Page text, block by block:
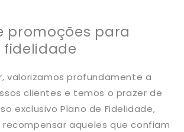
promoções para
fidelidade
valorizamos profundamente a
clientes e temos o prazer de
exclusivo Plano de Fidelidade,
aqueles que confiam